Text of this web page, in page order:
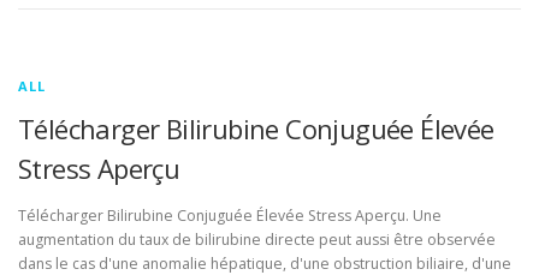
ALL
Télécharger Bilirubine Conjuguée Élevée
Stress Aperçu
Télécharger Bilirubine Conjuguée Élevée Stress Aperçu. Une
augmentation du taux de bilirubine directe peut aussi être observée
dans le cas d'une anomalie hépatique, d'une obstruction biliaire, d'une